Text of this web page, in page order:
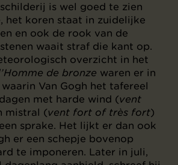
is wel goed te zien
het koren staat in zuidelijke
en ook de rook van de
waait straf die kant op.
overzicht in het
de bronze waren er in
Van Gogh het tafereel
met harde wind (vent
mistral (vent fort of très fort)
sprake. Het lijkt er dan ook
er een schepje bovenop
te imponeren. Later in juli,